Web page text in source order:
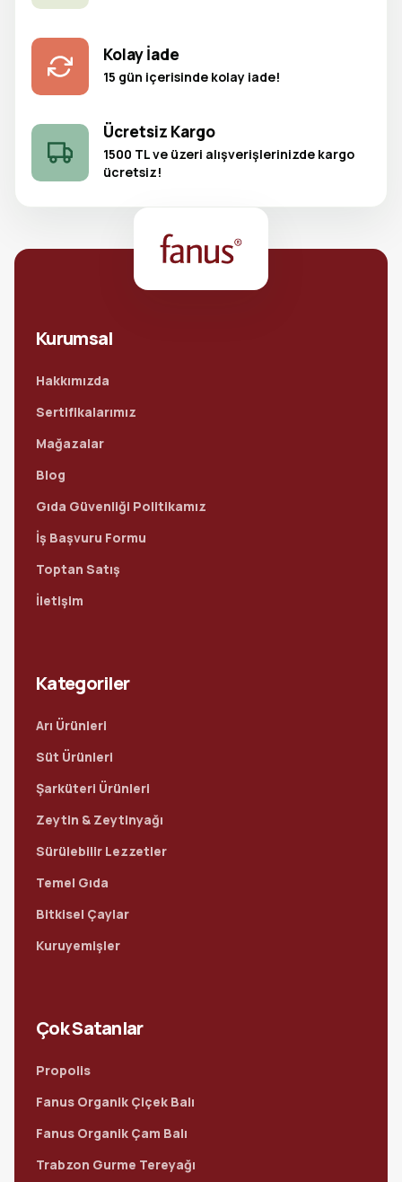
Kolay İade
15 gün içerisinde kolay iade!
Ücretsiz Kargo
1500 TL ve üzeri alışverişlerinizde kargo
ücretsiz!
Kurumsal
Hakkımızda
Sertifikalarımız
Mağazalar
Blog
Gıda Güvenliği Politikamız
İş Başvuru Formu
Toptan Satış
İletişim
Kategoriler
Arı Ürünleri
Süt Ürünleri
Şarküteri Ürünleri
Zeytin & Zeytinyağı
Sürülebilir Lezzetler
Temel Gıda
Bitkisel Çaylar
Kuruyemişler
Çok Satanlar
Propolis
Fanus Organik Çiçek Balı
Fanus Organik Çam Balı
Trabzon Gurme Tereyağı